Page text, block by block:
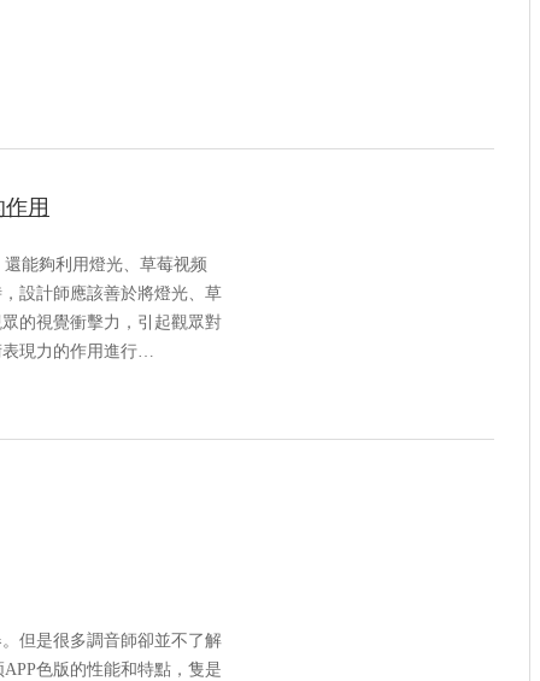
用
能夠利用燈光、草莓视频
設計師應該善於將燈光、草
的視覺衝擊力，引起觀眾對
現力的作用進行…
但是很多調音師卻並不了解
色版的性能和特點，隻是